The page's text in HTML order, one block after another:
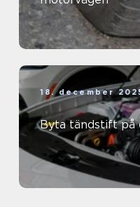
18. december
Byta tändstift på